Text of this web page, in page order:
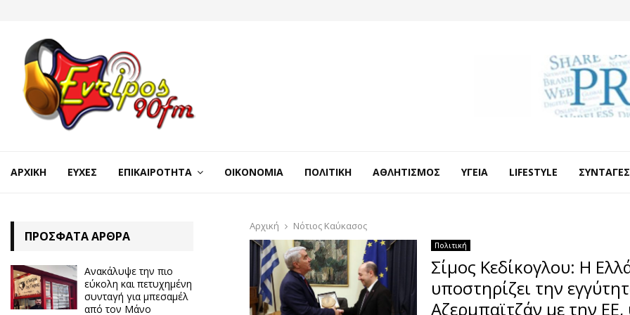
ΑΡΧΙΚΉ ΕΥΧΈΣ ΕΠΙΚΑΙΡΌΤΗΤΑ ΟΙΚΟΝΟΜΊΑ ΠΟΛΙΤΙΚΉ ΑΘΛΗΤΙΣΜΌΣ ΥΓΕΊΑ LIFESTYLE ΣΥΝΤΑΓΈΣ
Αρχική Νότιος Καύκασος
Πολιτική
Σίμος Κεδίκογλου: Η
υποστηρίζει την
Αζερμπαϊτζάν με την
ΠΡΌΣΦΑΤΑ ΆΡΘΡΑ
Ανακάλυψε την πιο
εύκολη και πετυχημένη
συνταγή για μπεσαμέλ
από τον Μάνο